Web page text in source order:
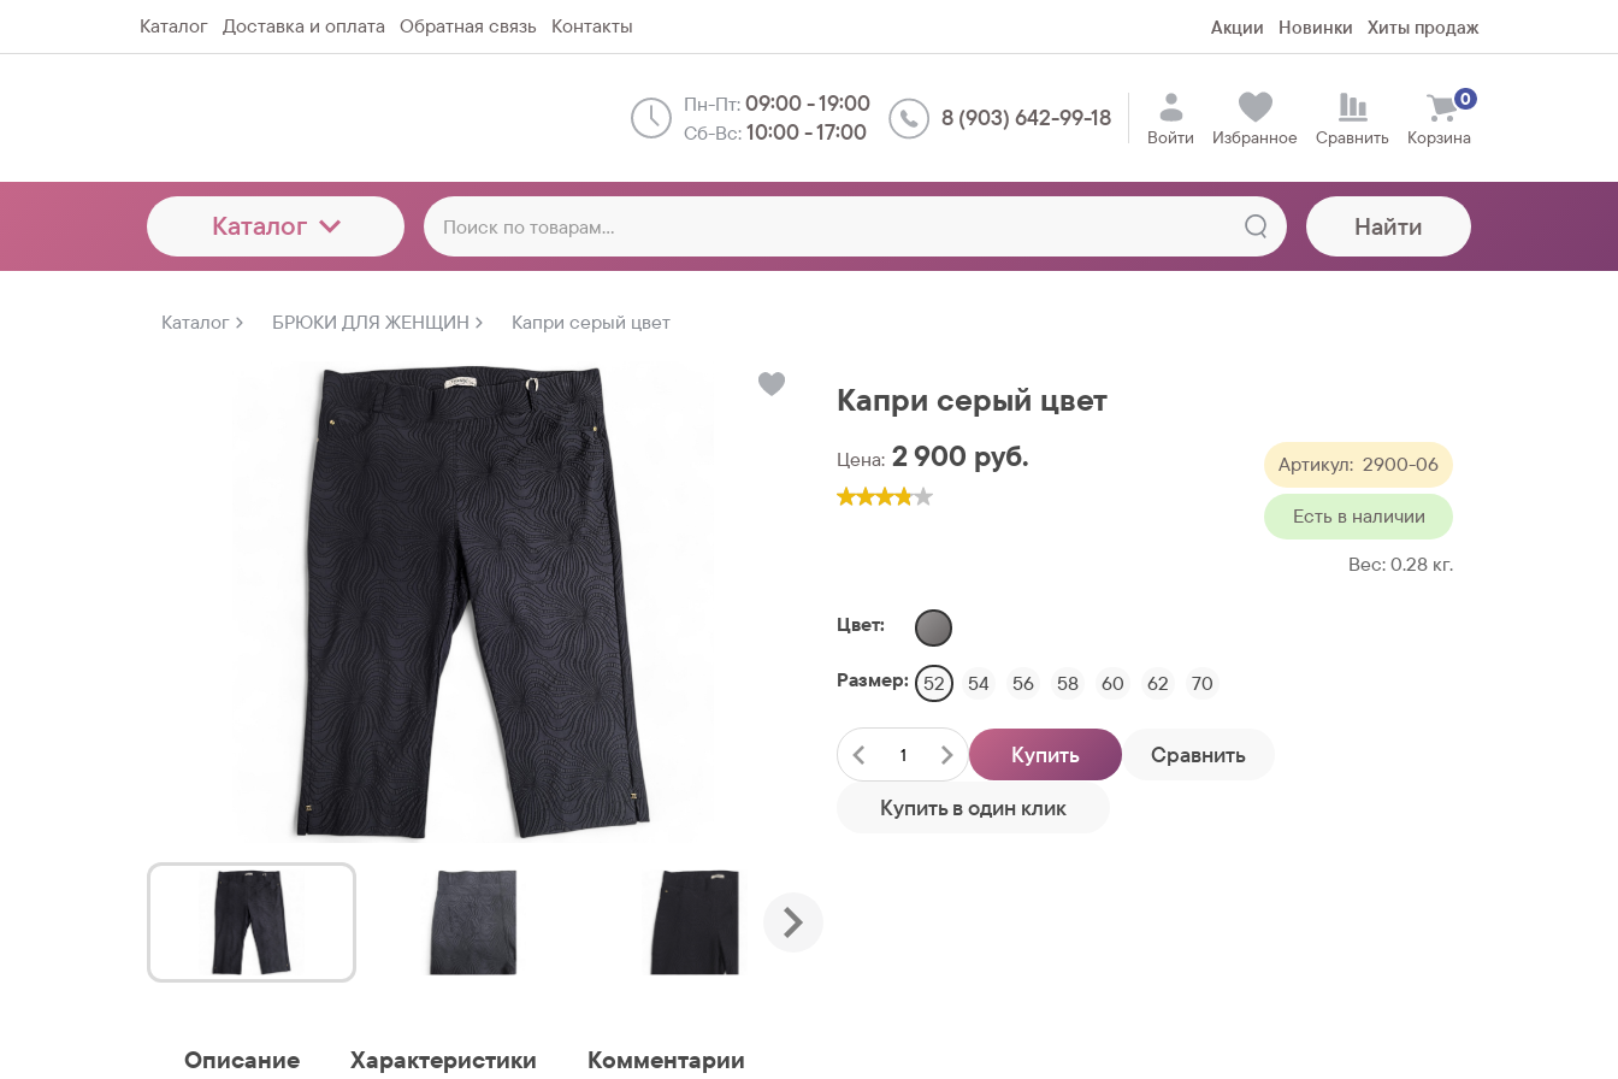
Каталог Доставка и оплата Обратная связь Контакты Акции Новинки Хиты продаж
Пн-Пт:09:00 - 19:00
Сб-Вс:10:00 - 17:00
8 (903) 642-99-18
Войти Избранное Сравнить Корзина
0
Каталог Найти
Каталог БРЮКИ ДЛЯ ЖЕНЩИН Капри серый цвет
Капри серый цвет
Артикул: 2900-06
Есть в наличии
Вес:0.28 кг.
Цена: 2 900 руб.
Цвет:
Размер: 52 54 56 58 60 62 70
Купить
Сравнить
Купить в один клик
Описание Характеристики Комментарии